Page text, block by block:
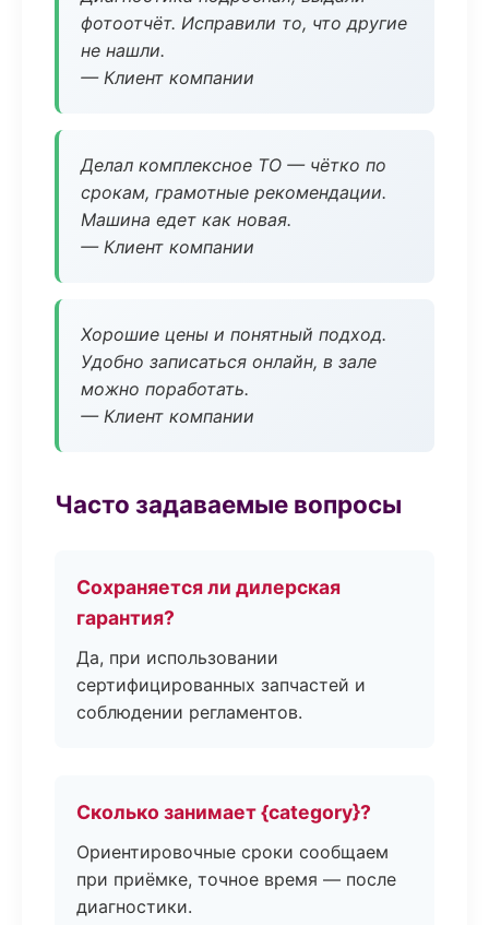
фотоотчёт. Исправили то, что другие
не нашли.
— Клиент компании
Делал комплексное ТО — чётко по
срокам, грамотные рекомендации.
Машина едет как новая.
— Клиент компании
Хорошие цены и понятный подход.
Удобно записаться онлайн, в зале
можно поработать.
— Клиент компании
Часто задаваемые вопросы
Сохраняется ли дилерская
гарантия?
Да, при использовании
сертифицированных запчастей и
соблюдении регламентов.
Сколько занимает {category}?
Ориентировочные сроки сообщаем
при приёмке, точное время — после
диагностики.